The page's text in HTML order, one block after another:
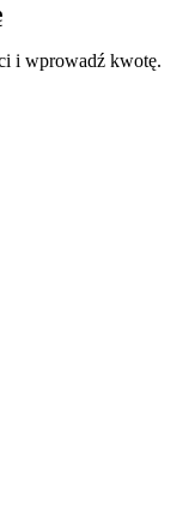
i wprowadź kwotę.